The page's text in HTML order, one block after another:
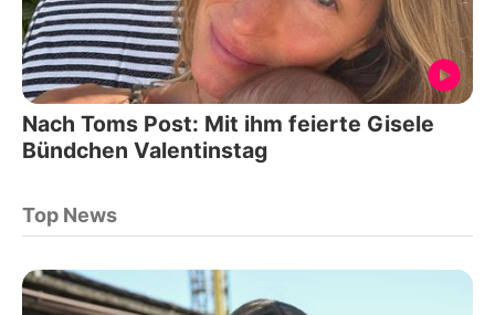
Nach Toms Post: Mit ihm feierte Gisele
Bündchen Valentinstag
Top News